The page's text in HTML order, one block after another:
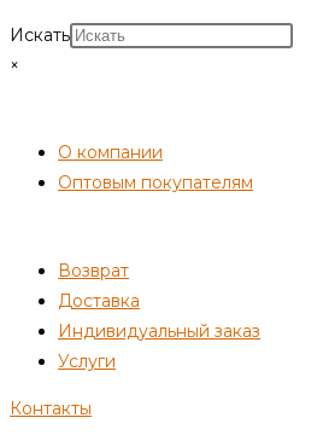
Искать
×
О компании
Оптовым покупателям
Возврат
Доставка
Индивидуальный заказ
Услуги
Контакты